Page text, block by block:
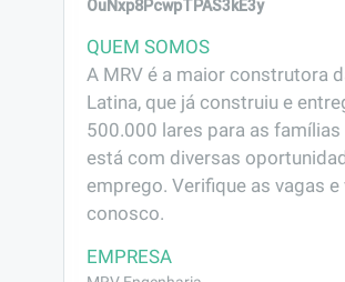
OuNxp8PcwpTPAS3kE3y
QUEM SOMOS
A MRV é a maior construtora
Latina, que já construiu e
500.000 lares para as
está com diversas
emprego. Verifique as vagas
conosco.
EMPRESA